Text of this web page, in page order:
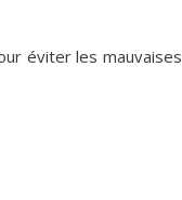
éviter les mauvaises